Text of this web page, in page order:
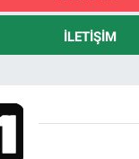
İLETIŞIM